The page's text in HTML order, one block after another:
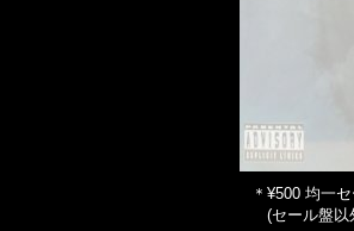
＊¥500 均一
(セール盤以